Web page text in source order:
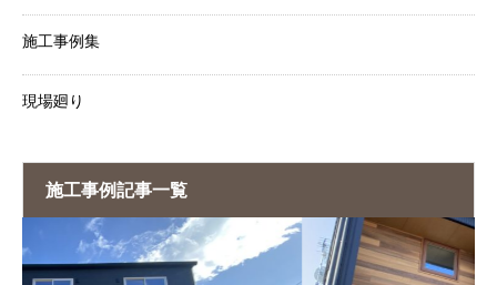
施工事例集
現場廻り
施工事例記事一覧